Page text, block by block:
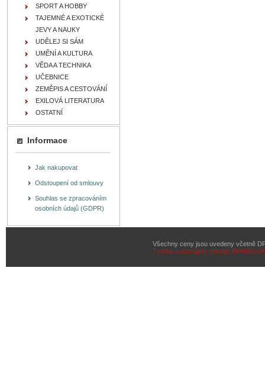
SPORT A HOBBY
TAJEMNÉ A EXOTICKÉ
JEVY A NAUKY
UDĚLEJ SI SÁM
UMĚNÍ A KULTURA
VĚDA A TECHNIKA
UČEBNICE
ZEMĚPIS A CESTOVÁNÍ
EXILOVÁ LITERATURA
OSTATNÍ
Informace
Jak nakupovat
Odstoupení od smlouvy
Souhlas se zpracováním
osobních údajů (GDPR)
Všechny ceny jsou uvedeny včetně
Tvorba a pronájem eshopů